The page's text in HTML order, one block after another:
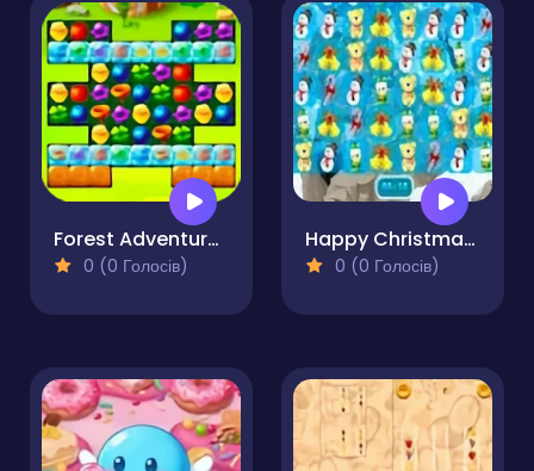
Forest Adventure Match 3
0 (0 Голосів)
Happy Christmas Match3
0 (0 Голосів)